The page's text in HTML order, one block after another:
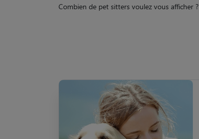
Combien de pet sitters voulez vous afficher ?